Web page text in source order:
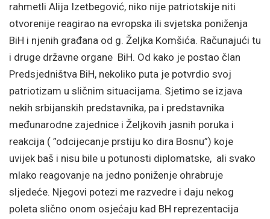
rahmetli Alija Izetbegović, niko nije patriotskije niti
otvorenije reagirao na evropska ili svjetska poniženja
BiH i njenih građana od g. Željka Komšića. Računajući tu
i druge državne organe BiH. Od kako je postao član
Predsjedništva BiH, nekoliko puta je potvrdio svoj
patriotizam u sličnim situacijama. Sjetimo se izjava
nekih srbijanskih predstavnika, pa i predstavnika
međunarodne zajednice i Željkovih jasnih poruka i
reakcija ( ”odcijecanje prstiju ko dira Bosnu”) koje
uvijek baš i nisu bile u potunosti diplomatske, ali svako
mlako reagovanje na jedno poniženje ohrabruje
sljedeće. Njegovi potezi me razvedre i daju nekog
poleta slično onom osjećaju kad BH reprezentacija